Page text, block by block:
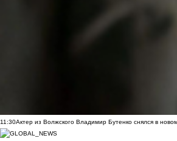
11:30Актер из Волжского Владимир Бутенко снялся в